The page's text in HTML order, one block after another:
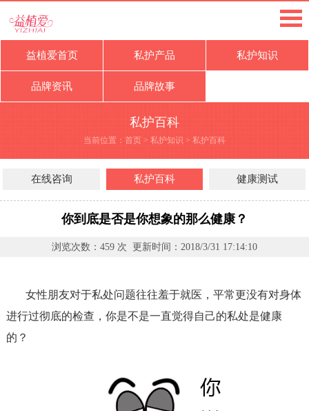
益植爱首页 私护产品 私护知识
品牌资讯 品牌故事
私护百科
当前位置： 首页 > 私护知识 > 私护百科
在线咨询 私护百科 健康测试
你到底是否是你想象的那么健康？
浏览次数： 459 次 更新时间： 2018/3/31 17:14:10
女性朋友对于私处问题往往羞于就医，平常更没有对身体
进行过彻底的检查，你是不是一直觉得自己的私处是健康
的？